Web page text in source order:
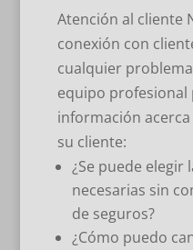
Atención al cliente
conexión con
cualquier
equipo profesional
información
su cliente:
¿Se puede elegir
necesarias sin
de seguros?
¿Cómo puedo